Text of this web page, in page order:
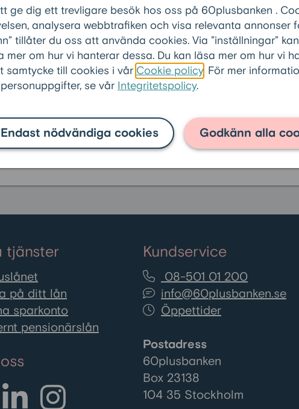
ge dig ett trevligare besök hos oss på 60plusbanken .
analysera webbtrafiken och visa relevanta annonser
tillåter du oss att använda cookies. Via ”inställningar”
om hur vi hanterar dessa. Du kan läsa mer om hur vi
samtycke till cookies i vår Cookie policy . För mer
se vår Integritetspolicy.
Endast nödvändiga cookies Godkänn alla
frågorna inomFAQ
finns för 60pluslånet?
60pluslånet från tidigare seniorlån?
kan jag låna som pensionär?
låna till?
tjänster
på ditt lån
sparkonto
pensionärslån
Kundservice
08-501 01 200
info@60plusbanken.se
Öppettider
Postadress
60plusbanken
Box 23138
104 35 Stockholm